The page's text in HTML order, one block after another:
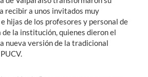
recibir a unos invitados muy
hijas de los profesores y personal de
de la institución, quienes dieron el
nueva versión de la tradicional